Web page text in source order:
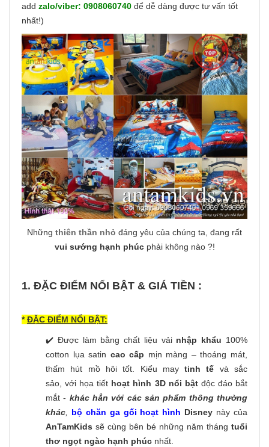
add zalo/viber: 0908060740 để dễ dàng được tư vấn tốt
nhất!)
Những thiên thần nhỏ đáng yêu của chúng ta, đang rất
vui sướng hạnh phúc phải không nào ?!
1. ĐẶC ĐIỂM NỔI BẬT & GIÁ TIỀN :
*ĐẶC ĐIỂM NỔI BẬT:
✔️ Được làm bằng chất liệu vải nhập khẩu 100%
cotton lụa satin cao cấp mịn màng – thoáng mát,
thấm hút mồ hôi tốt. Kiểu maytinh tế và sắc
sảo, với họa tiết hoạt hình 3D nổi bật độc đáo bắt
mắt - khác hẳn với các sản phẩm thông thường
khác
bộ chăn ga gối hoạt hình Disney này của
AnTamKids sẽ cùng bên bé những năm tháng tuổi
thơ ngọt ngào hạnh phúc nhất.